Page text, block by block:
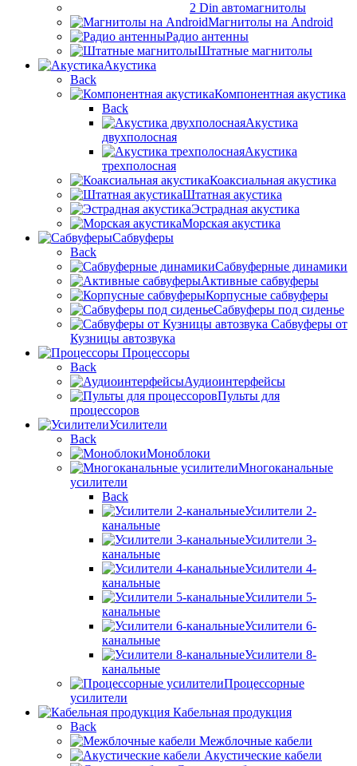
2 Din автомагнитолы
Магнитолы на Android
Радио антенны
Штатные магнитолы
Акустика
Back
Компонентная акустика
Back
Акустика
двухполосная
Акустика
трехполосная
Коаксиальная акустика
Штатная акустика
Эстрадная акустика
Морская акустика
Сабвуферы
Back
Сабвуферные динамики
Активные сабвуферы
Корпусные сабвуферы
Сабвуферы под сиденье
Сабвуферы от
Кузницы автозвука
Процессоры
Back
Аудиоинтерфейсы
Пульты для
процессоров
Усилители
Back
Моноблоки
Многоканальные
усилители
Back
Усилители 2-
канальные
Усилители 3-
канальные
Усилители 4-
канальные
Усилители 5-
канальные
Усилители 6-
канальные
Усилители 8-
канальные
Процессорные
усилители
Кабельная продукция
Back
Межблочные кабели
Акустические кабели